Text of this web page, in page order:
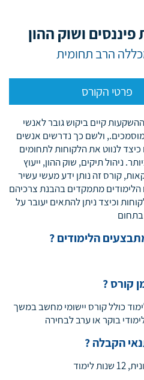
ושוק ההון
הרב תחומית
פרטי הקורס
קיים ביקוש גובר לאנשי
ולשם כך נדרשים אנשים
כיצד לנווט את הלקוחות לתחומים
ניהול תיקים, שוק ההון, ייעוץ
קורס זה נותן ידע מעשי עשיר
הלימודים מתמקדים בהבנת צרכיהם
וכיצד ניתן להתאים יעובר על
בתחום
הלימודים ?
קורס ?
לימוד כולל קורס יישומי מחשב במשך
בוקר או ערב לבחירה
הקבלה ?
לימוד